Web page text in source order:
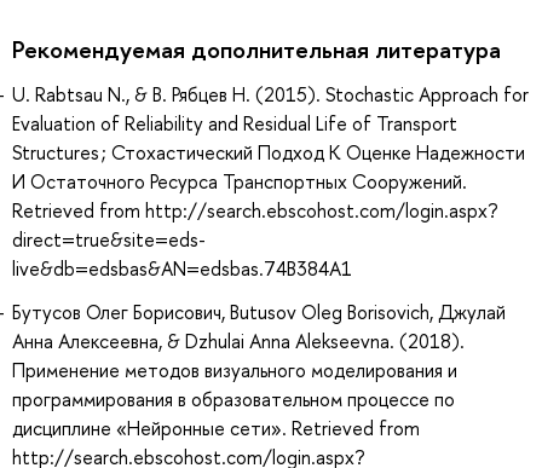
Рекомендуемая дополнительная литература
U. Rabtsau N., & В. Рябцев Н. (2015). Stochastic Approach for
Evaluation of Reliability and Residual Life of Transport
Structures ; Стохастический Подход К Оценке Надежности
И Остаточного Ресурса Транспортных Сооружений.
Retrieved from http://search.ebscohost.com/login.aspx?
direct=true&site=eds-
live&db=edsbas&AN=edsbas.74B384A1
Бутусов Олег Борисович, Butusov Oleg Borisovich, Джулай
Анна Алексеевна, & Dzhulai Anna Alekseevna. (2018).
Применение методов визуального моделирования и
программирования в образовательном процессе по
дисциплине «Нейронные сети». Retrieved from
http://search.ebscohost.com/login.aspx?